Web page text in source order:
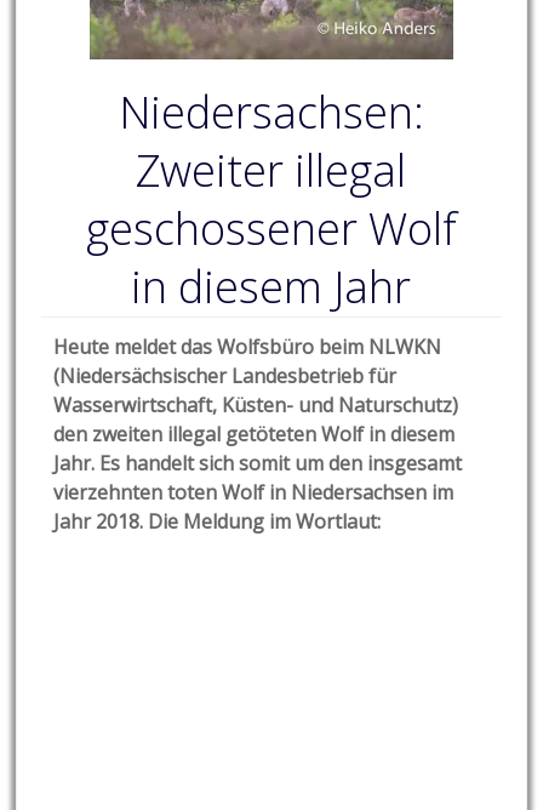
Niedersachsen:
Zweiter illegal
geschossener Wolf
in diesem Jahr
Heute meldet das Wolfsbüro beim NLWKN
(Niedersächsischer Landesbetrieb für
Wasserwirtschaft, Küsten- und Naturschutz)
den zweiten illegal getöteten Wolf in diesem
Jahr. Es handelt sich somit um den insgesamt
vierzehnten toten Wolf in Niedersachsen im
Jahr 2018. Die Meldung im Wortlaut: